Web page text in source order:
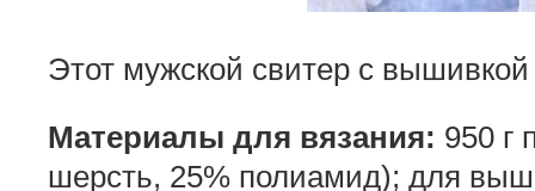
Этот мужской свитер с
Материалы для вязания: 950 г
шерсть, 25% полиамид); для